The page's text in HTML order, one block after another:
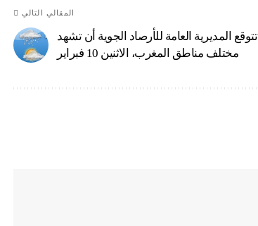
المقالي التالي
تتوقع المديرية العامة للأرصاد الجوية أن تشهد
مختلف مناطق المغرب، الاثنين 10 فبراير